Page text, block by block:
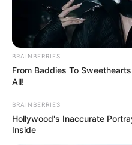
BRAINBERRIES
From Baddies To
All!
BRAINBERRIES
Hollywood's Inaccurate
Inside